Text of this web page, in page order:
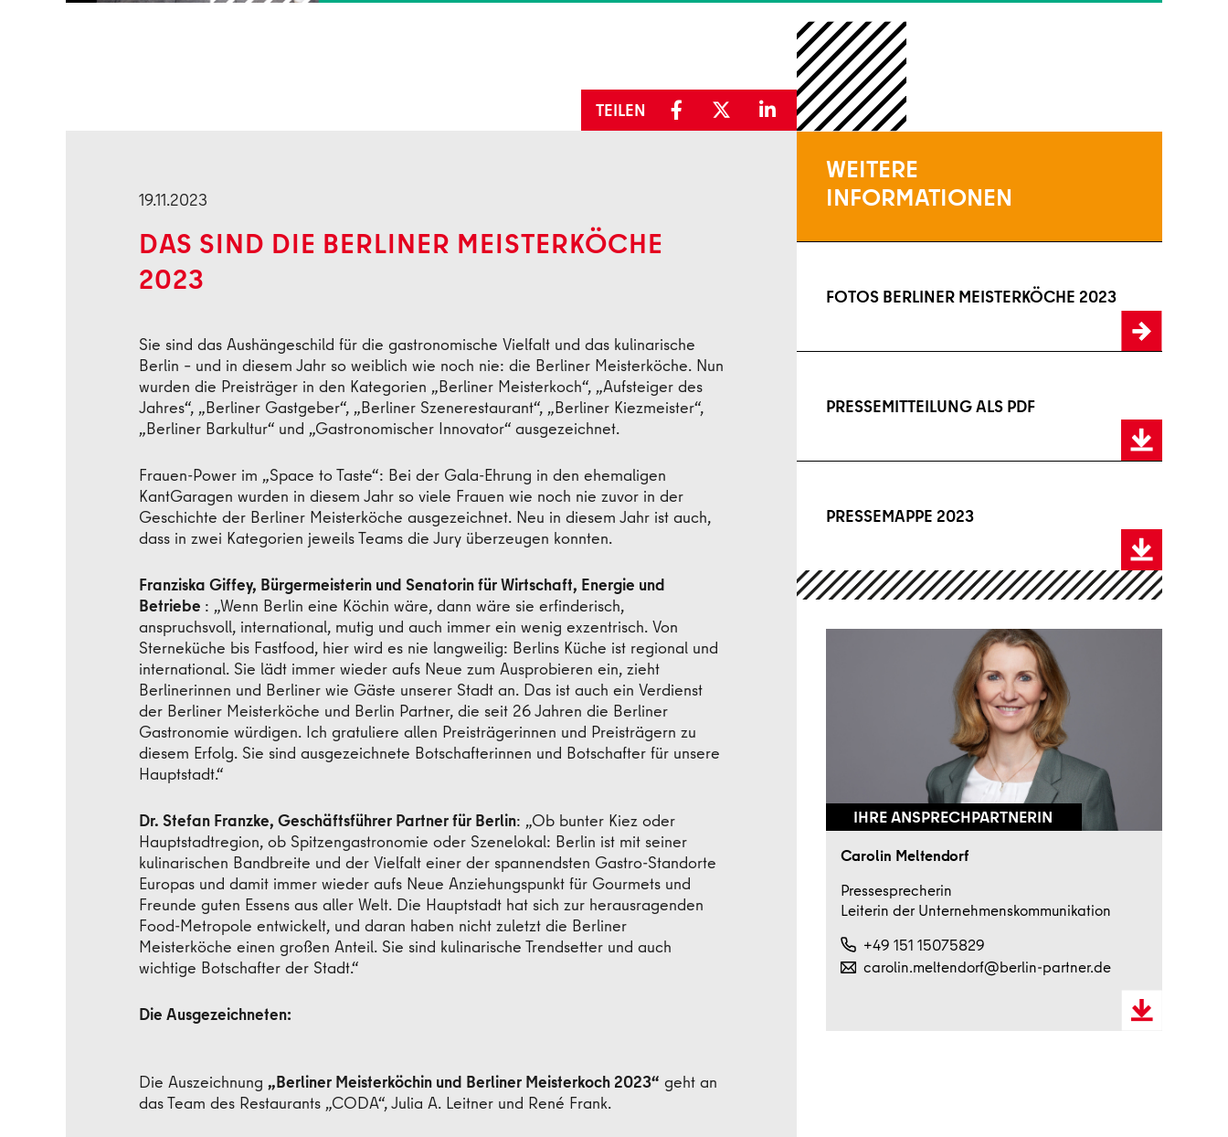
TEILEN
19.11.2023
DAS SIND DIE BERLINER MEISTERKÖCHE
2023
Sie sind das Aushängeschild für die gastronomische Vielfalt und das kulinarische
Berlin – und in diesem Jahr so weiblich wie noch nie: die Berliner Meisterköche. Nun
wurden die Preisträger in den Kategorien „Berliner Meisterkoch“, „Aufsteiger des
Jahres“, „Berliner Gastgeber“, „Berliner Szenerestaurant“, „Berliner Kiezmeister“,
„Berliner Barkultur“ und „Gastronomischer Innovator“ ausgezeichnet.
Frauen-Power im „Space to Taste“: Bei der Gala-Ehrung in den ehemaligen
KantGaragen wurden in diesem Jahr so viele Frauen wie noch nie zuvor in der
Geschichte der Berliner Meisterköche ausgezeichnet. Neu in diesem Jahr ist auch,
dass in zwei Kategorien jeweils Teams die Jury überzeugen konnten.
Franziska Giffey, Bürgermeisterin und Senatorin für Wirtschaft, Energie und
Betriebe : „Wenn Berlin eine Köchin wäre, dann wäre sie erfinderisch,
anspruchsvoll, international, mutig und auch immer ein wenig exzentrisch. Von
Sterneküche bis Fastfood, hier wird es nie langweilig: Berlins Küche ist regional und
international. Sie lädt immer wieder aufs Neue zum Ausprobieren ein, zieht
Berlinerinnen und Berliner wie Gäste unserer Stadt an. Das ist auch ein Verdienst
der Berliner Meisterköche und Berlin Partner, die seit 26 Jahren die Berliner
Gastronomie würdigen. Ich gratuliere allen Preisträgerinnen und Preisträgern zu
diesem Erfolg. Sie sind ausgezeichnete Botschafterinnen und Botschafter für unsere
Hauptstadt.“
Dr. Stefan Franzke, Geschäftsführer Partner für Berlin: „Ob bunter Kiez oder
Hauptstadtregion, ob Spitzengastronomie oder Szenelokal: Berlin ist mit seiner
kulinarischen Bandbreite und der Vielfalt einer der spannendsten Gastro-Standorte
Europas und damit immer wieder aufs Neue Anziehungspunkt für Gourmets und
Freunde guten Essens aus aller Welt. Die Hauptstadt hat sich zur herausragenden
Food-Metropole entwickelt, und daran haben nicht zuletzt die Berliner
Meisterköche einen großen Anteil. Sie sind kulinarische Trendsetter und auch
wichtige Botschafter der Stadt.“
Die Ausgezeichneten:
Die Auszeichnung „Berliner Meisterköchin und Berliner Meisterkoch 2023“ geht an
das Team des Restaurants „CODA“, Julia A. Leitner und René Frank.
WEITERE
INFORMATIONEN
FOTOS BERLINER MEISTERKÖCHE 2023
Fotos Berliner Meisterköche 2023
PRESSEMITTEILUNG ALS PDF
Pressemitteilung als PDF
PRESSEMAPPE 2023
Pressemappe 2023
IHRE ANSPRECHPARTNERIN
Carolin Meltendorf
Pressesprecherin
Leiterin der Unternehmenskommunikation
+49 151 15075829
carolin.meltendorf@berlin-partner.de
Download
VCard